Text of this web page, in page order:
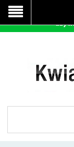
Nasza strona
prawidłowego
aby